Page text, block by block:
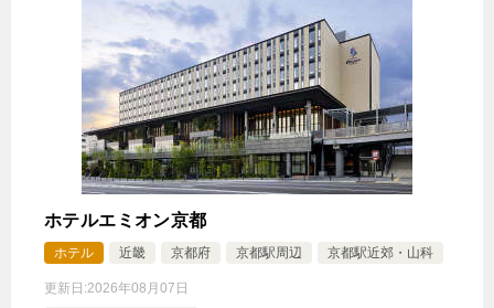
ホテルエミオン京都
ホテル 近畿 京都府 京都駅周辺 京都駅近郊・山科
更新日:2026年08月07日